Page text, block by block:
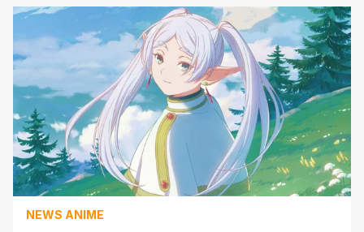
pubblicato un'illustrazione speciale pazzesca, che
omaggia direttamente uno dei quadri più famosi di
sempre: La ragazza con l'orecchino di perla [']
NEWS ANIME